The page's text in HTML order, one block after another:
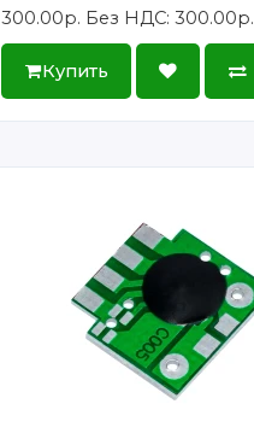
300.00р. Без НДС: 300.00р.
Купить